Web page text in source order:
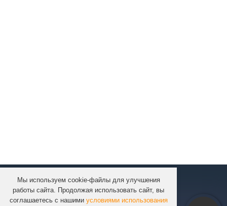
Мы используем cookie-файлы для улучшения
работы сайта. Продолжая использовать сайт, вы
соглашаетесь с нашими условиями использования
КОМПАНИЯ
КАТАЛОГ